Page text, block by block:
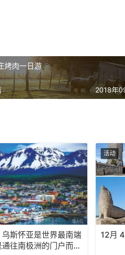
烤肉一日游
2018年
斯怀亚是世界最南端
往南极洲的门户而驰
活动
12月